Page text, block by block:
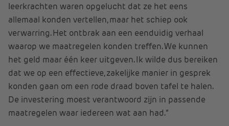
leerkrachten waren opgelucht dat ze het eens
allemaal konden vertellen, maar het schiep ook
verwarring. Het ontbrak aan een eenduidig verhaal
waarop we maatregelen konden treffen. We kunnen
het geld maar één keer uitgeven. Ik wilde dus bereiken
dat we op een effectieve, zakelijke manier in gesprek
konden gaan om een rode draad boven tafel te halen.
De investering moest verantwoord zijn in passende
maatregelen waar iedereen wat aan had.”